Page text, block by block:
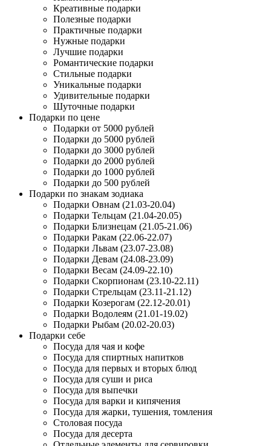
Креативные подарки
Полезные подарки
Практичные подарки
Нужные подарки
Лучшие подарки
Романтические подарки
Стильные подарки
Уникальные подарки
Удивительные подарки
Шуточные подарки
Подарки по цене
Подарки от 5000 рублей
Подарки до 5000 рублей
Подарки до 3000 рублей
Подарки до 2000 рублей
Подарки до 1000 рублей
Подарки до 500 рублей
Подарки по знакам зодиака
Подарки Овнам (21.03-20.04)
Подарки Тельцам (21.04-20.05)
Подарки Близнецам (21.05-21.06)
Подарки Ракам (22.06-22.07)
Подарки Львам (23.07-23.08)
Подарки Девам (24.08-23.09)
Подарки Весам (24.09-22.10)
Подарки Скорпионам (23.10-22.11)
Подарки Стрельцам (23.11-21.12)
Подарки Козерогам (22.12-20.01)
Подарки Водолеям (21.01-19.02)
Подарки Рыбам (20.02-20.03)
Подарки себе
Посуда для чая и кофе
Посуда для спиртных напитков
Посуда для первых и вторых блюд
Посуда для суши и риса
Посуда для выпечки
Посуда для варки и кипячения
Посуда для жарки, тушения, томления
Столовая посуда
Посуда для десерта